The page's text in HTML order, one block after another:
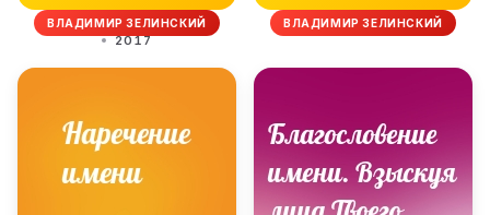
ВЛАДИМИР ЗЕЛИНСКИЙ
2017
ВЛАДИМИР ЗЕЛИНСКИЙ